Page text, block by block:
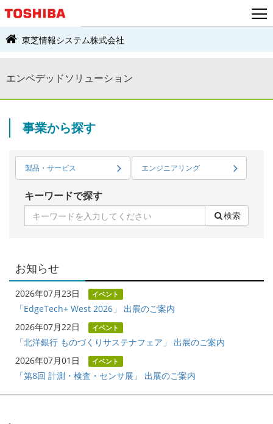
東芝情報システム株式会社
エンベデッドソリューション
事業から探す
製品・サービス エンジニアリング
キーワードで探す
検索
お知らせ
2026年07月23日 イベント
「EdgeTech+ West 2026」 出展のご案内
2026年07月22日
イベント
「北洋銀行 ものづくりサステナフェア」 出展のご案内
2026年07月01日
イベント
「第8回 計測・検査・センサ展」 出展のご案内